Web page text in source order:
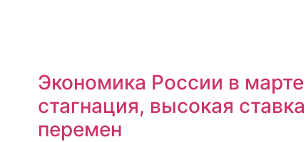
Экономика России в
стагнация, высокая
перемен